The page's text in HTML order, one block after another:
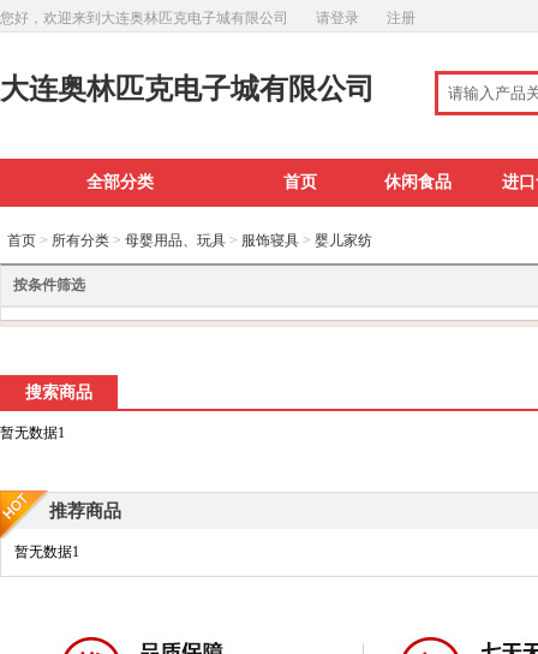
您好，欢迎来到大连奥林匹克电子城有限公司 请登录 注册
大连奥林匹克电子城有限公司
全部分类 首页 休闲食品 进
首页 > 所有分类 > 母婴用品、玩具 > 服饰寝具 > 婴儿家纺
按条件筛选
搜索商品
暂无数据1
推荐商品
暂无数据1